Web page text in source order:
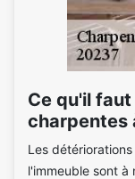
Ce qu'il
charpentes
Les
l'immeuble sont à